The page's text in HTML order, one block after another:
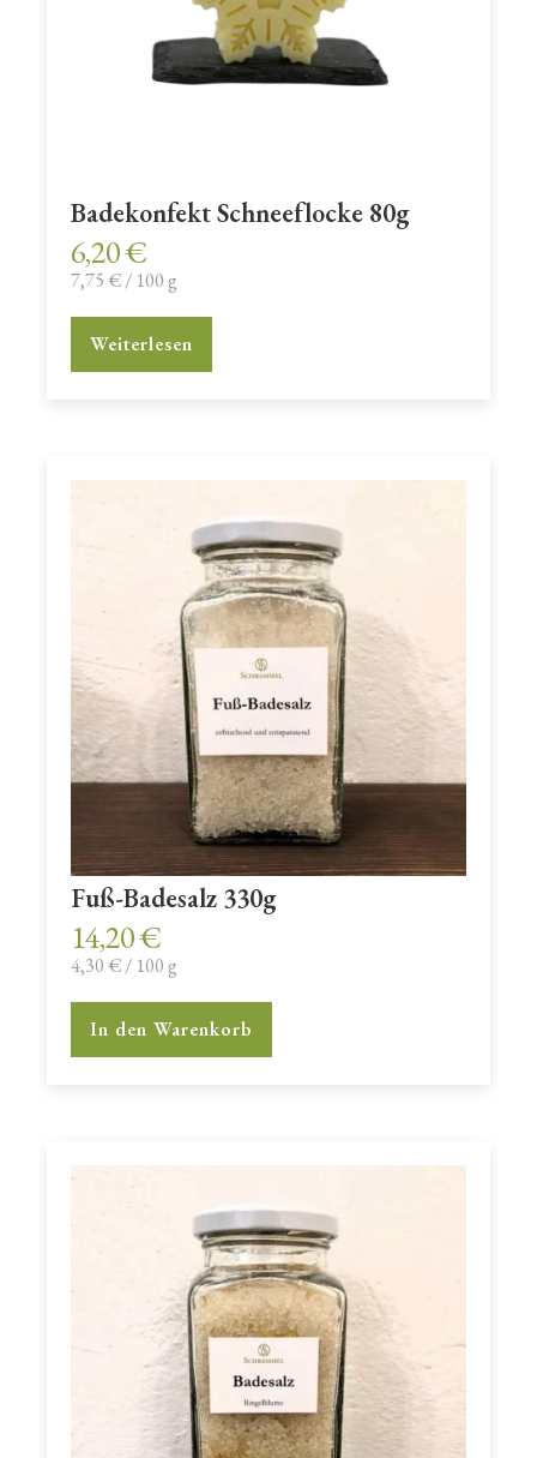
Badekonfekt Schneeflocke 80g
6,20€
7,75€/ 100 g
Weiterlesen
Fuß-Badesalz 330g
14,20€
4,30€/ 100 g
In den Warenkorb